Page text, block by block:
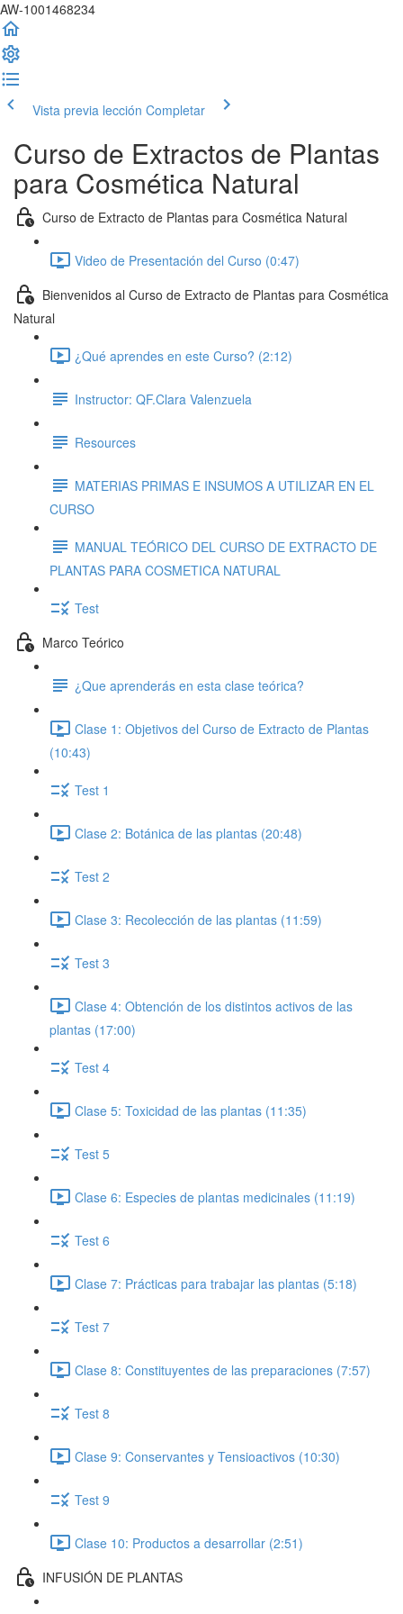
AW-1001468234
Vista previa lección Completar
Curso de Extractos de Plantas
para Cosmética Natural
Curso de Extracto de Plantas para Cosmética Natural
Video de Presentación del Curso (0:47)
Bienvenidos al Curso de Extracto de Plantas para Cosmética
Natural
¿Qué aprendes en este Curso? (2:12)
Instructor: QF.Clara Valenzuela
Resources
MATERIAS PRIMAS E INSUMOS A UTILIZAR EN EL
CURSO
MANUAL TEÓRICO DEL CURSO DE EXTRACTO DE
PLANTAS PARA COSMETICA NATURAL
Test
Marco Teórico
¿Que aprenderás en esta clase teórica?
Clase 1: Objetivos del Curso de Extracto de Plantas
(10:43)
Test 1
Clase 2: Botánica de las plantas (20:48)
Test 2
Clase 3: Recolección de las plantas (11:59)
Test 3
Clase 4: Obtención de los distintos activos de las
plantas (17:00)
Test 4
Clase 5: Toxicidad de las plantas (11:35)
Test 5
Clase 6: Especies de plantas medicinales (11:19)
Test 6
Clase 7: Prácticas para trabajar las plantas (5:18)
Test 7
Clase 8: Constituyentes de las preparaciones (7:57)
Test 8
Clase 9: Conservantes y Tensioactivos (10:30)
Test 9
Clase 10: Productos a desarrollar (2:51)
INFUSIÓN DE PLANTAS